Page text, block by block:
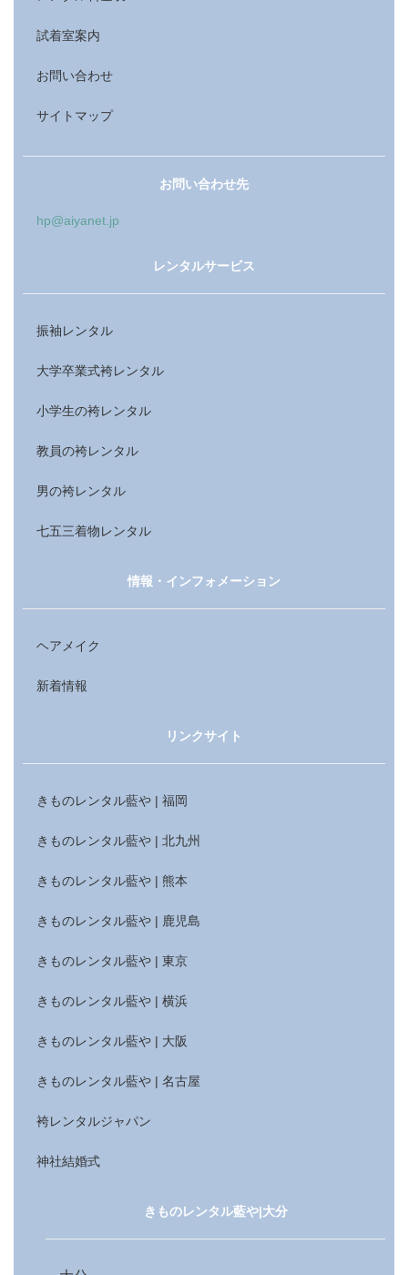
試着室案内
お問い合わせ
サイトマップ
お問い合わせ先
hp@aiyanet.jp
レンタルサービス
振袖レンタル
大学卒業式袴レンタル
小学生の袴レンタル
教員の袴レンタル
男の袴レンタル
七五三着物レンタル
情報・インフォメーション
ヘアメイク
新着情報
リンクサイト
きものレンタル藍や | 福岡
きものレンタル藍や | 北九州
きものレンタル藍や | 熊本
きものレンタル藍や | 鹿児島
きものレンタル藍や | 東京
きものレンタル藍や | 横浜
きものレンタル藍や | 大阪
きものレンタル藍や | 名古屋
袴レンタルジャパン
神社結婚式
きものレンタル藍や|大分